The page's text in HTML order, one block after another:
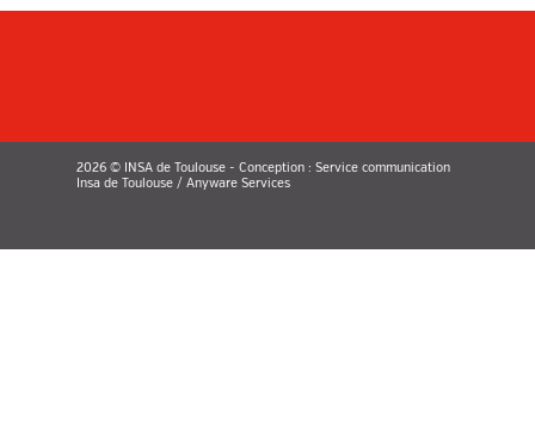
2026 © INSA de Toulouse - Conception : Service communication
Insa de Toulouse / Anyware Services